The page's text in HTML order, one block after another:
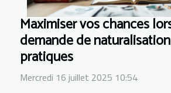
Maximiser vos chances
demande de
pratiques
Mercredi 16 juillet 2025 10:54